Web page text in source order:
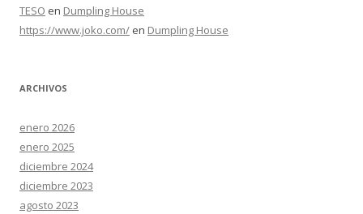
TESO en Dumpling House
https://www.joko.com/ en Dumpling House
ARCHIVOS
enero 2026
enero 2025
diciembre 2024
diciembre 2023
agosto 2023